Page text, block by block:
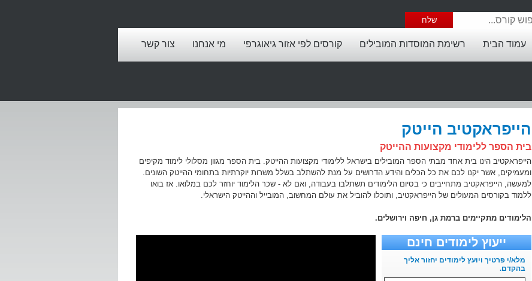
עמוד הבית רשימת המוסדות המובילים קורסים לפי אזור גיאוגרפי מי אנחנו צור קשר
הייפראקטיב הייטק
בית הספר ללימודי מקצועות ההייטק
הייפראקטיב הינו בית אחד מבתי הספר המובילים בישראל ללימודי מקצועות ההייטק. בית הספר מגוון מסלולי לימוד מקיפים
ומעמיקים, אשר יקנו לכם את כל הכלים והידע הדרושים על מנת להשתלב בשלל משרות יוקרתיות בתחומי ההייטק השונים.
למעשה, הייפראקטיב מתחייבים כי בסיום הלימודים תשתלבו בעבודה, ואם לא - שכר הלימוד יוחזר לכם במלואו. אז בואו
ללמוד בקורסים המעולים של הייפראקטיב, ותוכלו להוביל את עולם המחשוב, המובייל וההייטק הישראלי.
הלימודים מתקיימים ברמת גן, חיפה וירושלים.
ייעוץ לימודים חינם
מלא/י פרטיך ויועץ לימודים יחזור אליך
בהקדם.